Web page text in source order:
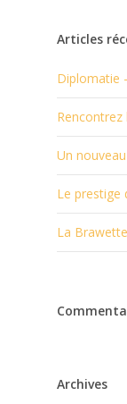
Articles
Diplomatie
Un
Le prestige
La
Archives